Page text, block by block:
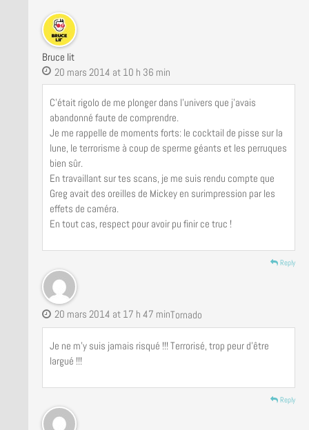
Bruce lit
20 mars 2014 at 10 h 36 min
C’était rigolo de me plonger dans l’univers que j’avais
abandonné faute de comprendre.
Je me rappelle de moments forts: le cocktail de pisse sur la
lune, le terrorisme à coup de sperme géants et les perruques
bien sûr.
En travaillant sur tes scans, je me suis rendu compte que
Greg avait des oreilles de Mickey en surimpression par les
effets de caméra.
En tout cas, respect pour avoir pu finir ce truc !
Reply
Tornado
20 mars 2014 at 17 h 47 min
Je ne m’y suis jamais risqué !!! Terrorisé, trop peur d’être
largué !!!
Reply